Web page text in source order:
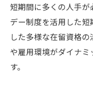
在留資格取
く
地域産業の
り
短期間に多くの人手
デー制度を活用した短
した多様な在留資格
や雇用環境がダイナ
す。